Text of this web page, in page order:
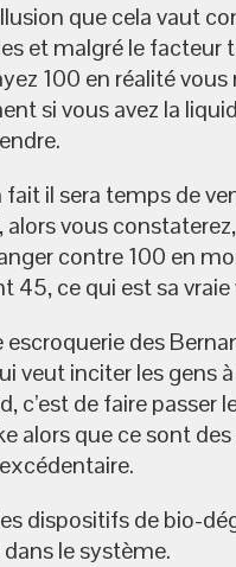
que cela vaut
et malgré le facteur
100 en réalité
si vous avez la
fait il sera temps de
alors vous
contre 100 en
45, ce qui est sa vraie
escroquerie des
veut inciter les gens
c’est de faire
alors que ce sont
dispositifs de bio-
le système.